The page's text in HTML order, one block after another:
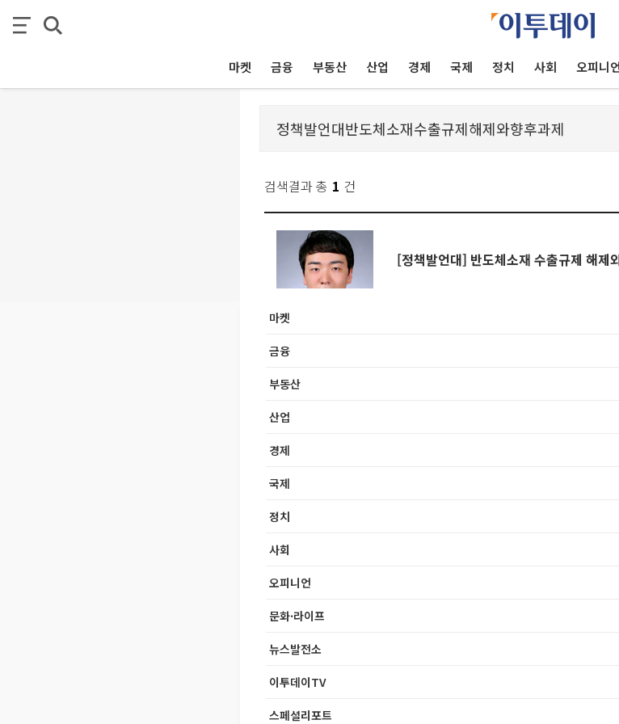
마켓 금융 부동산 산업 경제 국제 정치 사회 오피니언
검색결과 총 1 건
[정책발언대] 반도체소재 수출규제 해제
마켓
금융
부동산
산업
경제
국제
정치
사회
오피니언
문화·라이프
뉴스발전소
이투데이TV
스페셜리포트